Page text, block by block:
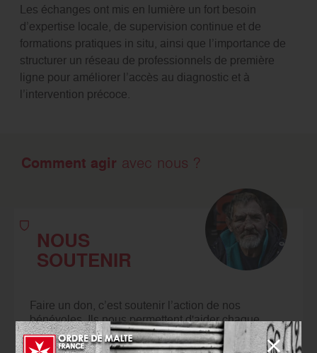
Les échanges ont mis en lumière un fort besoin
d’expertise locale, de supervision continue et de
formations pratiques in situ, ainsi que l’importance de
structurer un réseau de professionnels de première
ligne pour améliorer l’accès au diagnostic et à
l’intervention précoce.
Comment agir avec nous ?
NOUS
SOUTENIR
Faire un don, c’est soutenir l’action de nos
bénévoles. Ils nous permettent d'aider chaque
année des millions de personnes.